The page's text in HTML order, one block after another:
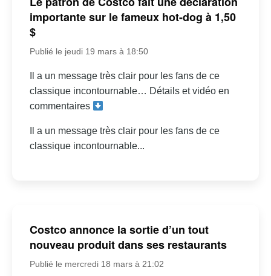
importante sur le fameux hot-dog à 1,50
$
Publié le jeudi 19 mars à 18:50
Il a un message très clair pour les fans de ce
classique incontournable… Détails et vidéo en
commentaires
Il a un message très clair pour les fans de ce
classique incontournable...
Costco annonce la sortie d’un tout
nouveau produit dans ses restaurants
Publié le mercredi 18 mars à 21:02